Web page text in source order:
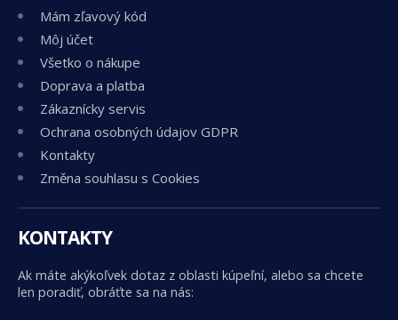
Mám zľavový kód
Môj účet
Všetko o nákupe
Doprava a platba
Zákaznícky servis
Ochrana osobných údajov GDPR
Kontakty
Změna souhlasu s Cookies
KONTAKTY
Ak máte akýkoľvek dotaz z oblasti kúpeľní, alebo sa chcete
len poradiť, obráťte sa na nás: